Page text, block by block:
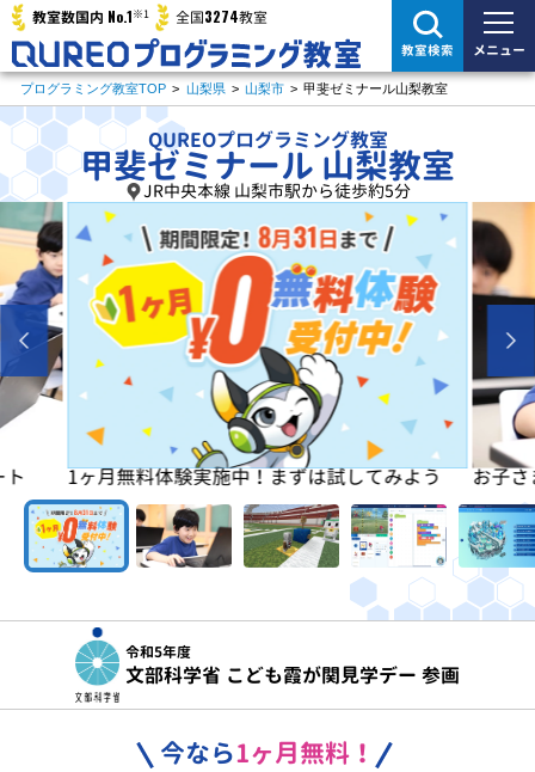
教室数国内 No.1※1 全国3274教室
教室検索 メニュー
プログラミング教室TOP > 山梨県 > 山梨市 > 甲斐ゼミナール山梨教室
QUREOプログラミング教室
甲斐ゼミナール 山梨教室
JR中央本線 山梨市駅から徒歩約5分
う お子さまの「楽しい」を学びの原動力に！ 初め
令和5年度
文部科学省 こども霞が関見学デー 参画
今なら1ヶ月無料！